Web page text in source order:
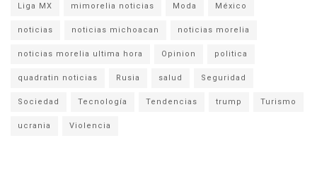
Liga MX mimorelia noticias Moda México
noticias noticias michoacan noticias morelia
noticias morelia ultima hora Opinion politica
quadratin noticias Rusia salud Seguridad
Sociedad Tecnología Tendencias trump Turismo
ucrania Violencia